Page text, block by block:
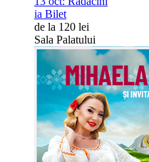
ia Bilet
de la 120 lei
Sala Palatului